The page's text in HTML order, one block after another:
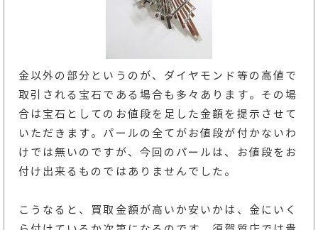
金以外の部分というのが、ダイヤモンド等の高値で
取引される宝石である場合も多々あります。その場
合は宝石としてのお値段を足した金額を提示させて
いただきます。パールの全てがお値段が付かないわ
けでは無いのですが、今回のパールは、お値段をお
付け出来るものではありませんでした。
こうなると、買取金額が高いか安いかは、金にいく